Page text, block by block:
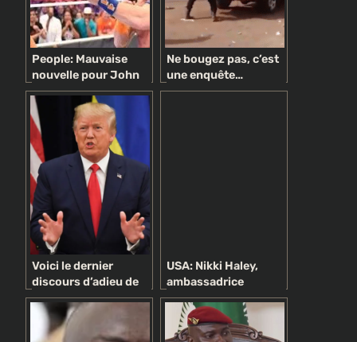
People: Mauvaise
nouvelle pour John
Cena à trois
semaines de son
mariage (photos)
Ne bougez pas, c’est
une enquête…
politique !
Voici le dernier
discours d’adieu de
Donald Trump
USA: Nikki Haley,
ambassadrice
américaine à l’ONU,
démissionne